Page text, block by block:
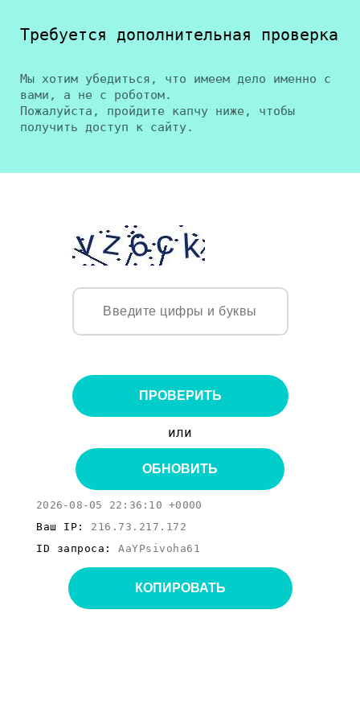
Требуется дополнительная проверка
Мы хотим убедиться, что имеем дело именно с
вами, а не с роботом.
Пожалуйста, пройдите капчу ниже, чтобы
получить доступ к сайту.
ПРОВЕРИТЬ
или
ОБНОВИТЬ
2026-08-05 22:36:10 +0000
Ваш IP: 216.73.217.172
ID запроса: AaYPsivoha61
КОПИРОВАТЬ